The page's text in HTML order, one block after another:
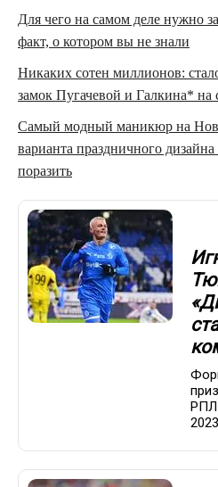
Для чего на самом деле нужно
факт, о котором вы не знали
Никаких сотен миллионов:
замок Пугачевой и Галкина* на
Самый модный маникюр на
варианта праздничного
поразить
РПЛ